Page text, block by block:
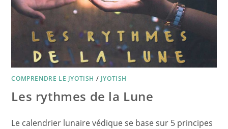
COMPRENDRE LE JYOTISH / JYOTISH
Les rythmes de la Lune
Le calendrier lunaire védique se base sur 5 principes